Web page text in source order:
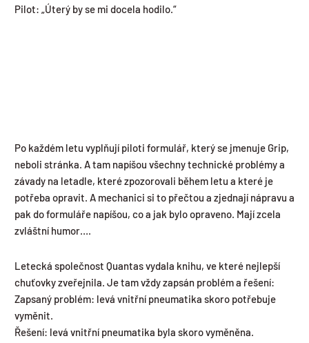
Pilot: „Úterý by se mi docela hodilo.“
Po každém letu vyplňují piloti formulář, který se jmenuje Grip,
neboli stránka. A tam napíšou všechny technické problémy a
závady na letadle, které zpozorovali během letu a které je
potřeba opravit. A mechanici si to přečtou a zjednají nápravu a
pak do formuláře napíšou, co a jak bylo opraveno. Mají zcela
zvláštní humor….
Letecká společnost Quantas vydala knihu, ve které nejlepší
chuťovky zveřejnila. Je tam vždy zapsán problém a řešení:
Zapsaný problém: levá vnitřní pneumatika skoro potřebuje
vyměnit.
Řešení: levá vnitřní pneumatika byla skoro vyměněna.